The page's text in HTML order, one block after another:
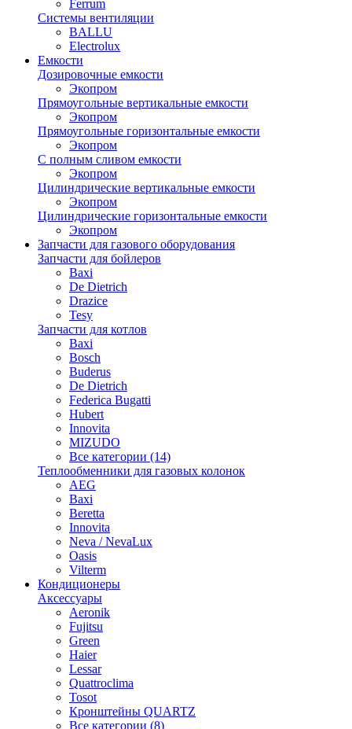
Ferrum
Системы вентиляции
BALLU
Electrolux
Емкости
Дозировочные емкости
Экопром
Прямоугольные вертикальные емкости
Экопром
Прямоугольные горизонтальные емкости
Экопром
С полным сливом емкости
Экопром
Цилиндрические вертикальные емкости
Экопром
Цилиндрические горизонтальные емкости
Экопром
Запчасти для газового оборудования
Запчасти для бойлеров
Baxi
De Dietrich
Drazice
Tesy
Запчасти для котлов
Baxi
Bosch
Buderus
De Dietrich
Federica Bugatti
Hubert
Innovita
MIZUDO
Все категории (14)
Теплообменники для газовых колонок
AEG
Baxi
Beretta
Innovita
Neva / NevaLux
Oasis
Vilterm
Кондиционеры
Аксессуары
Aeronik
Fujitsu
Green
Haier
Lessar
Quattroclima
Tosot
Кронштейны QUARTZ
Все категории (8)